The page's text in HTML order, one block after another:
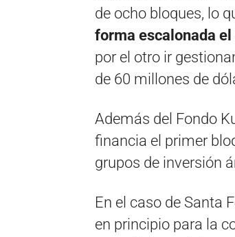
de ocho bloques, lo
forma escalonada
por el otro ir
de 60 millones de
Además del Fondo
financia el primer
grupos de inversión
En el caso de Santa
en principio para la